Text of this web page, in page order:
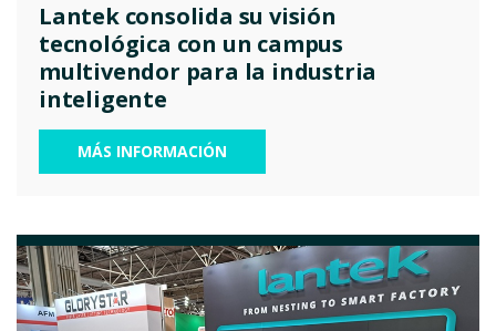
Lantek consolida su visión
tecnológica con un campus
multivendor para la industria
inteligente
MÁS INFORMACIÓN